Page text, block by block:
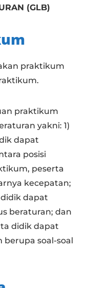
(GLB)
praktikum
praktikum
yakni: 1)
dapat
posisi
peserta
kecepatan;
dapat
beraturan; dan
didik dapat
berupa soal-soal